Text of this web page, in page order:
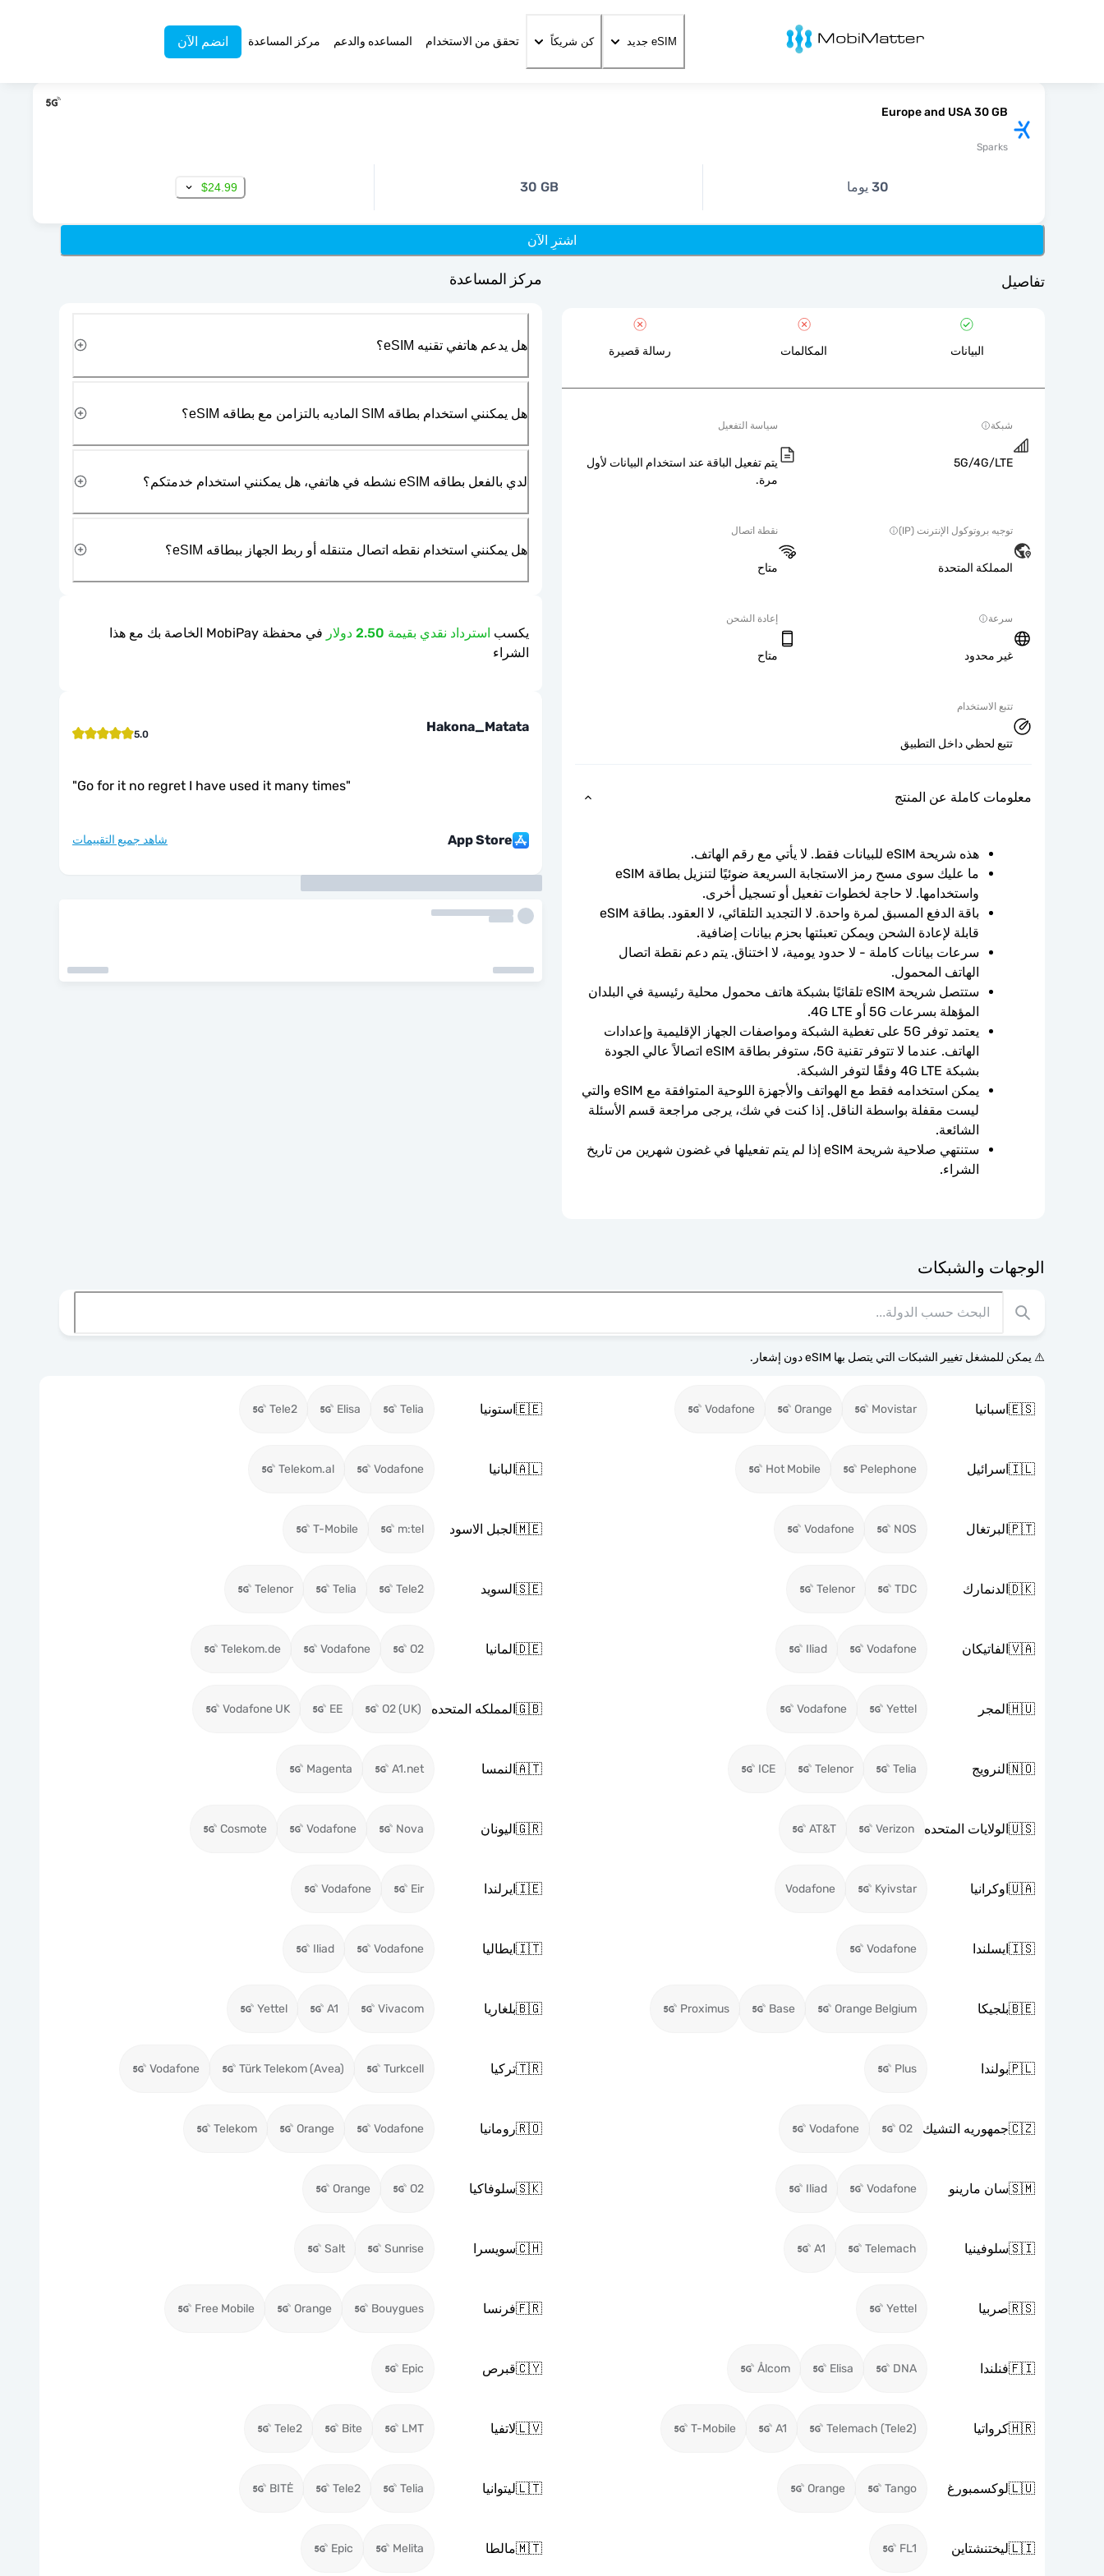
eSIM جديد كن شريكاً تحقق من الاستخدام المساعده والدعم مركز المساعدة انضم الآن
Europe and USA 30 GB
Sparks
30 يوما 30 GB
$24.99
اشترِ الآن
تفاصيل
البيانات المكالمات رسالة قصيرة
شبكة
5G/4G/LTE
سياسة التفعيل
يتم تفعيل الباقة عند استخدام البيانات لأول
مرة.
توجيه بروتوكول الإنترنت (IP)
المملكة المتحدة
نقطة اتصال
متاح
سرعة
غير محدود
إعادة الشحن
متاح
تتبع الاستخدام
تتبع لحظي داخل التطبيق
معلومات كاملة عن المنتج
هذه شريحة eSIM للبيانات فقط. لا يأتي مع رقم الهاتف.
واستخدامها. لا حاجة لخطوات تفعيل أو تسجيل أخرى.
قابلة لإعادة الشحن ويمكن تعبئتها بحزم بيانات إضافية.
الهاتف المحمول.
المؤهلة بسرعات 5G أو 4G LTE.
بشبكة 4G LTE وفقًا لتوفر الشبكة.
الشائعة.
الشراء.
الوجهات والشبكات
⚠️ يمكن للمشغل تغيير الشبكات التي يتصل بها eSIM دون إشعار.
🇪🇸اسبانيا Movistar
Orange
Vodafone
🇪🇪استونيا Telia
Elisa
Tele2
🇮🇱اسرائيل Pelephone
Hot Mobile
🇦🇱البانيا Vodafone
Telekom.al
🇵🇹البرتغال NOS
Vodafone
🇲🇪الجبل الاسود m:tel
T-Mobile
🇩🇰الدنمارك TDC
Telenor
🇸🇪السويد Tele2
Telia
Telenor
🇻🇦الفاتيكان Vodafone
Iliad
🇩🇪المانيا O2
Vodafone
Telekom.de
🇭🇺المجر Yettel
Vodafone
🇬🇧المملكه المتحده O2 (UK)
EE
Vodafone UK
🇳🇴النرويج Telia
Telenor
ICE
🇦🇹النمسا A1.net
Magenta
🇺🇸الولايات المتحده Verizon
AT&T
🇬🇷اليونان Nova
Vodafone
Cosmote
🇺🇦اوكرانيا Kyivstar
Vodafone
🇮🇪ايرلندا Eir
Vodafone
🇮🇸ايسلندا Vodafone
🇮🇹ايطاليا Vodafone
Iliad
🇧🇪بلجيكا Orange Belgium
Base
Proximus
🇧🇬بلغاريا Vivacom
A1
Yettel
🇵🇱بولندا Plus
🇹🇷تركيا Turkcell
Türk Telekom (Avea)
Vodafone
🇨🇿جمهوريه التشيك O2
Vodafone
🇷🇴رومانيا Vodafone
Orange
Telekom
🇸🇲سان مارينو Vodafone
Iliad
🇸🇰سلوفاكيا O2
Orange
🇸🇮سلوفينيا Telemach
A1
🇨🇭سويسرا Sunrise
Salt
🇷🇸صربيا Yettel
🇫🇷فرنسا Bouygues
Orange
Free Mobile
🇫🇮فنلندا DNA
Elisa
Ålcom
🇨🇾قبرص Epic
🇭🇷كرواتيا Telemach (Tele2)
A1
T-Mobile
🇱🇻لاتفيا LMT
Bite
Tele2
🇱🇺لوكسمبورغ Tango
Orange
🇱🇹ليتوانيا Telia
Tele2
BITĖ
🇱🇮ليختنشتاين FL1
🇲🇹مالطا Melita
Epic
مركز المساعدة
هل يدعم هاتفي تقنيه eSIM؟
هل يمكنني استخدام بطاقه SIM الماديه بالتزامن مع بطاقه eSIM؟
لدي بالفعل بطاقه eSIM نشطه في هاتفي، هل يمكنني استخدام خدمتكم؟
هل يمكنني استخدام نقطه اتصال متنقله أو ربط الجهاز ببطاقه eSIM؟
يكسب استرداد نقدي بقيمة 2.50 دولار
في محفظة MobiPay الخاصة بك مع هذا
الشراء
Hakona_Matata
5.0
"Go for it no regret I have used it many times"
App Store شاهد جميع التقييمات